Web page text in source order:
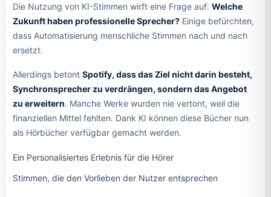
Die Nutzung von KI-Stimmen wirft eine Frage auf: Welche
Zukunft haben professionelle Sprecher?Einige befürchten,
dass Automatisierung menschliche Stimmen nach und nach
ersetzt.
Allerdings betont Spotify, dass das Ziel nicht darin besteht,
Synchronsprecher zu verdrängen, sondern das Angebot
zu erweitern. Manche Werke wurden nie vertont, weil die
finanziellen Mittel fehlten. Dank KI können diese Bücher nun
als Hörbücher verfügbar gemacht werden.
Ein Personalisiertes Erlebnis für die Hörer
Stimmen, die den Vorlieben der Nutzer entsprechen